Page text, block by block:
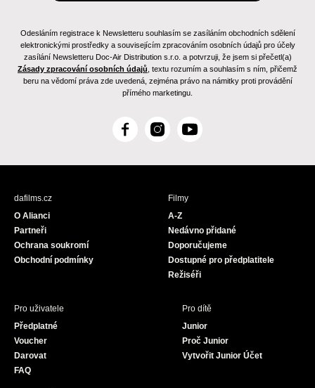
Odesláním registrace k Newsletteru souhlasím se zasíláním obchodních sdělení
elektronickými prostředky a souvisejícím zpracováním osobních údajů pro účely
zasílání Newsletteru Doc-Air Distribution s.r.o. a potvrzuji, že jsem si přečetl(a)
Zásady zpracování osobních údajů , textu rozumím a souhlasím s ním, přičemž
beru na vědomí práva zde uvedená, zejména právo na námitky proti provádění
přímého marketingu.
F
c
I
s
Y
u
dafilms.cz
O Alianci
Partneři
Ochrana soukromí
Obchodní podmínky
Filmy
A-Z
Nedávno přidané
Doporučujeme
Dostupné pro předplatitele
Režiséři
Pro uživatele
Předplatné
Voucher
Darovat
FAQ
Pro dítě
Junior
Proč Junior
Vytvořit Junior Účet